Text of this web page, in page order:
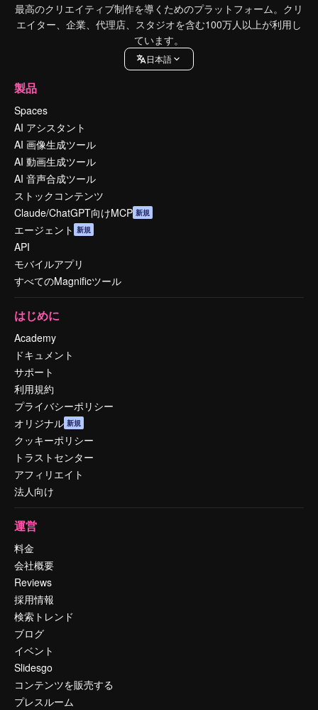
最高のクリエイティブ制作を導くためのプラットフォーム。クリ
エイター、企業、代理店、スタジオを含む100万人以上が利用し
ています。
日本語
製品
Spaces
AI アシスタント
AI 画像生成ツール
AI 動画生成ツール
AI 音声合成ツール
ストックコンテンツ
Claude/ChatGPT向けMCP 新規
エージェント 新規
API
モバイルアプリ
すべてのMagnificツール
はじめに
Academy
ドキュメント
サポート
利用規約
プライバシーポリシー
オリジナル 新規
クッキーポリシー
トラストセンター
アフィリエイト
法人向け
運営
料金
会社概要
Reviews
採用情報
検索トレンド
ブログ
イベント
Slidesgo
コンテンツを販売する
プレスルーム